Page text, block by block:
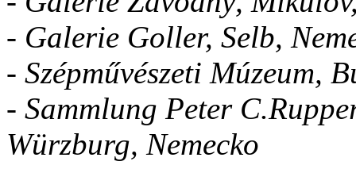
- Galerie Goller, Selb,
- Szépművészeti Múzeum,
- Sammlung Peter
Würzburg, Nemecko